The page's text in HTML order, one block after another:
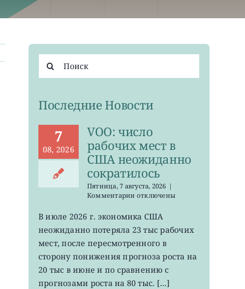
поиска:
Последние Новости
7
08, 2026
VOO: число
рабочих мест в
США неожиданно
сократилось
Пятница, 7 августа, 2026 |
Комментариик
VOO:
рабочих
мест
США
неожиданно
сократилось
отключены
В июле 2026 г. экономика США
неожиданно потеряла 23 тыс рабочих
мест, после пересмотренного в
сторону понижения прогноза роста на
20 тыс в июне и по сравнению с
прогнозами роста на 80 тыс. […]